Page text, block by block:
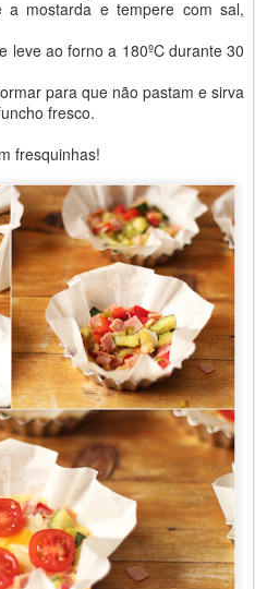
mostarda e tempere com sal,
leve ao forno a 180ºC durante 30
para que não pastam e sirva
fresco.
fresquinhas!